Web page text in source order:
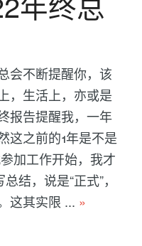
会不断提醒你，该
，生活上，亦或是
报告提醒我，一年
这之前的1年是不是
加工作开始，我才
结，说是“正式”，
这其实限 ... »